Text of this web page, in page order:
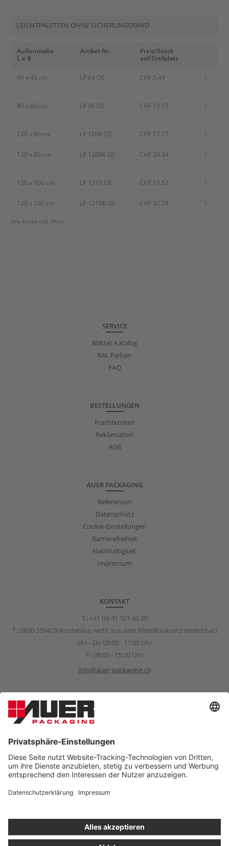
LEICHTPALETTEN OHNE SICHERUNGSRAND
Außenmaße
L x B
Artikel-Nr.
Preis/Stück
auf Stellplatz
60 x 40 cm LP 64 OS CHF 5.49
80 x 60 cm LP 86 OS CHF 13.17
120 x 80 cm LP 1208 OS CHF 17.77
120 x 80 cm LP 1208K OS CHF 29.34
120 x 100 cm LP 1210 OS CHF 19.52
120 x 100 cm LP 1210K OS CHF 32.74
Alle Preise zzgl. Mwst.
SERVICE
Blätter Katalog
RAL Farben
FAQ
BESTELLUNGEN
Frachtkosten
Reklamation
AGB
AUER PACKAGING
Referenzen
Datenschutz
Cookie-Einstellungen
Barrierefreiheit
Nachhaltigkeit
Impressum
KONTAKT
T.: +41 (0) 41 501 42 00
T.: 0800 559423(kostenlos, nicht aus dem Mobilfunknetz erreichbar)
Mo - Do 08:00 - 17:00 Uhr
Fr 08:00 - 15:00 Uhr
info@auer-packaging.ch
Sponsoring Anfragen
sponsoring@auer-packaging.com
Sie kaufen momentan als Geschäftskunde ein. Im Privatkunden-
Shop verstehen sich alle Preise inkl. MwSt. und es gilt das